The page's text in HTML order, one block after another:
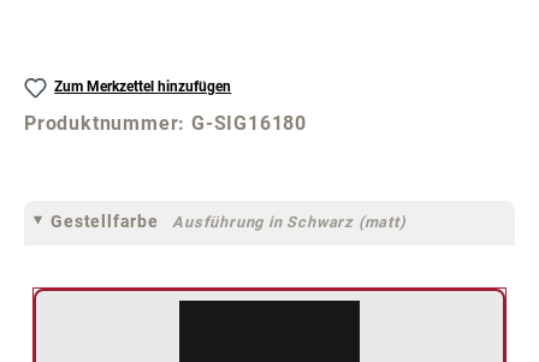
Zum Merkzettel hinzufügen
Produktnummer:G-SIG16180
Gestellfarbe Ausführung in Schwarz (matt)